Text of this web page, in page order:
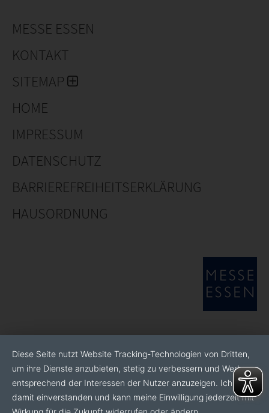
MESSE ESSEN
KONTAKT
SITEMAP
HOME
IMPRESSUM
DATENSCHUTZ
BARRIEREFREIHEITSERKLÄRUNG
HAUSORDNUNG
Diese Seite nutzt Website Tracking-Technologien von Dritten,
um ihre Dienste anzubieten, stetig zu verbessern und Werbung
entsprechend der Interessen der Nutzer anzuzeigen. Ich bin
damit einverstanden und kann meine Einwilligung jederzeit mit